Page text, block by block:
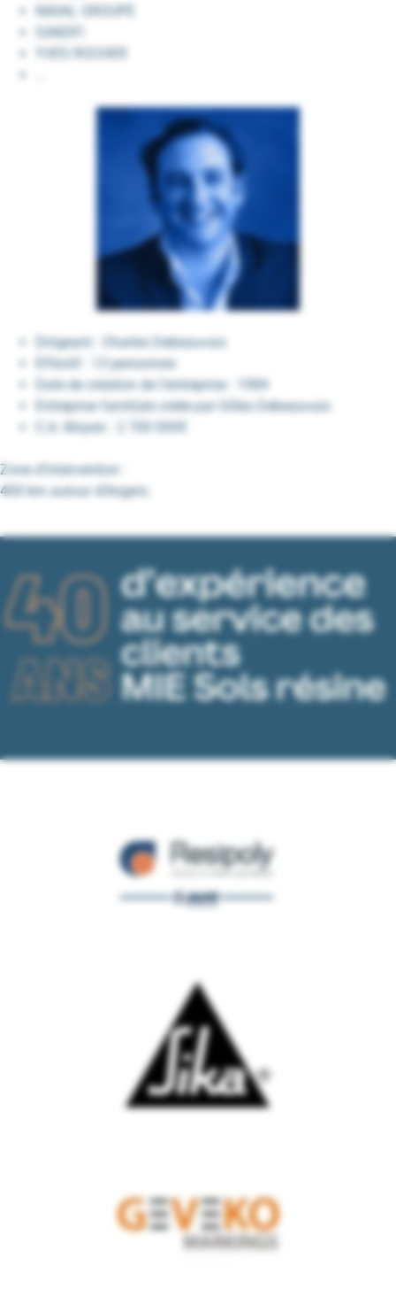
NAVAL GROUPE
SANOFI
YVES ROCHER
Dirigeant : Charles Debeauvais
Effectif : 13 personnes
Date de création de l’entreprise : 1984
Entreprise familiale créée par Gilles Debeauvais
C.A. Moyen : 2 700 000€
Zone d’intervention :
400 km autour d’Angers.